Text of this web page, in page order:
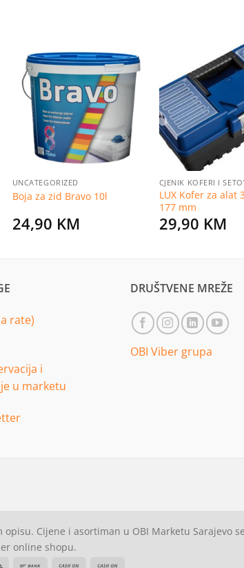
Dodaj
listu
želja
UNCATEGORIZED
Boja za zid Bravo 10l
24,90 KM
CJENIK KOFERI I
LUX Kofer za alat
177 mm
29,90 KM
rate)
i
u marketu
DRUŠTVENE MREŽE
OBI Viber grupa
Cijene i asortiman u OBI Marketu Sarajevo
online shopu.